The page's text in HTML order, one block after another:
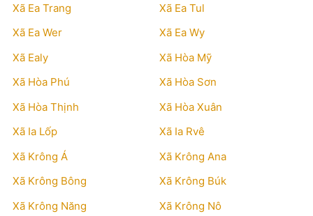
Xã Ea Trang
Xã Ea Tul
Xã Ea Wer
Xã Ea Wy
Xã Ealy
Xã Hòa Mỹ
Xã Hòa Phú
Xã Hòa Sơn
Xã Hòa Thịnh
Xã Hòa Xuân
Xã Ia Lốp
Xã Ia Rvê
Xã Krông Á
Xã Krông Ana
Xã Krông Bông
Xã Krông Búk
Xã Krông Năng
Xã Krông Nô